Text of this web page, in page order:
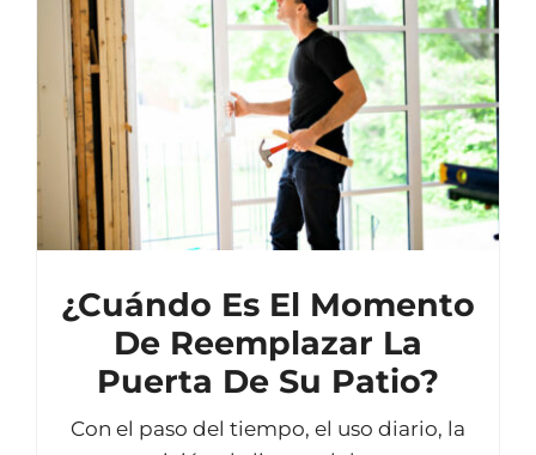
¿Cuándo Es El Momento
De Reemplazar La
Puerta De Su Patio?
Con el paso del tiempo, el uso diario, la